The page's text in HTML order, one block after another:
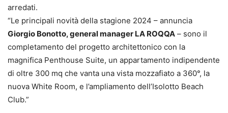
arredati.
“Le principali novità della stagione 2024 – annuncia
Giorgio Bonotto, general manager LA ROQQA – sono il
completamento del progetto architettonico con la
magnifica Penthouse Suite, un appartamento indipendente
di oltre 300 mq che vanta una vista mozzafiato a 360°, la
nuova White Room, e l’ampliamento dell’Isolotto Beach
Club.”